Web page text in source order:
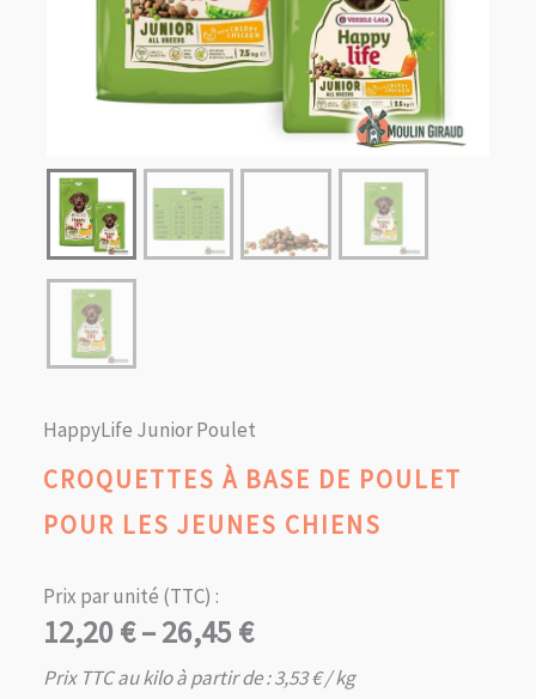
HappyLife Junior Poulet
CROQUETTES À BASE DE POULET
POUR LES JEUNES CHIENS
Prix par unité (TTC) :
12,20€–26,45€
Plage
de
Prix TTC au kilo à partir de :3,53€/ kg